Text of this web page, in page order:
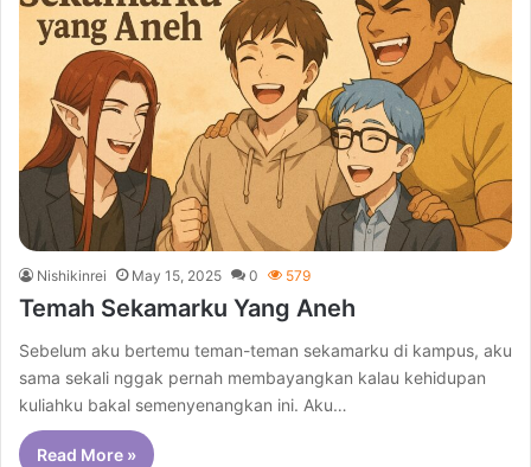
Nishikinrei May 15, 2025 0 579
Temah Sekamarku Yang Aneh
Sebelum aku bertemu teman-teman sekamarku di kampus, aku
sama sekali nggak pernah membayangkan kalau kehidupan
kuliahku bakal semenyenangkan ini. Aku…
Read More »